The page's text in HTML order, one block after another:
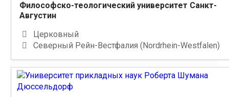
Философско-теологический университет Санкт-
Августин
Церковный
Северный Рейн-Вестфалия (Nordrhein-Westfalen)